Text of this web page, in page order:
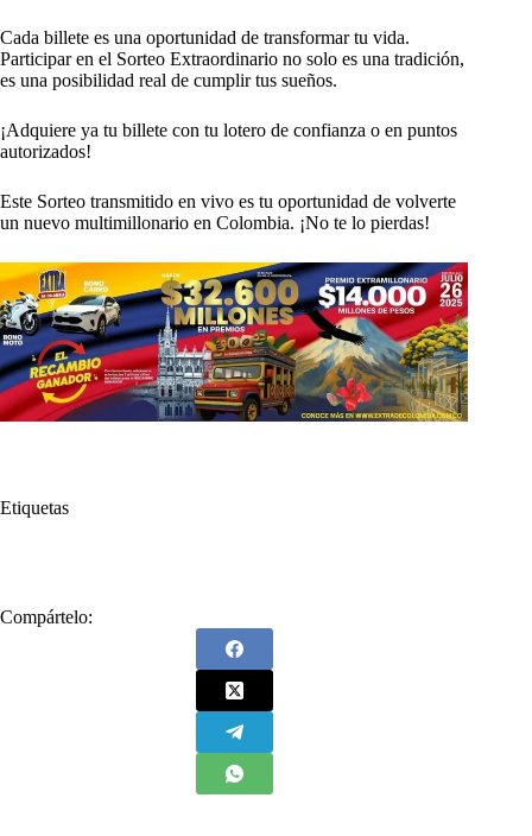
Cada billete es una oportunidad de transformar tu vida.
Participar en el Sorteo Extraordinario no solo es una tradición,
es una posibilidad real de cumplir tus sueños.
¡Adquiere ya tu billete con tu lotero de confianza o en puntos
autorizados!
Este Sorteo transmitido en vivo es tu oportunidad de volverte
un nuevo multimillonario en Colombia. ¡No te lo pierdas!
Etiquetas
Compártelo: